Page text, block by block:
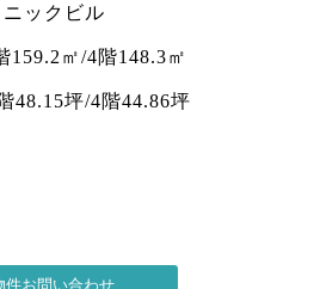
ックビル
159.2㎡/4階148.3㎡
48.15坪/4階44.86坪